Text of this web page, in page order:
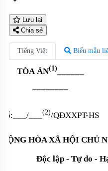
Lưu lại
Chia sẻ
Tiếng Việt Biểu mẫu
TÒAÁN(1)
––––––––
Số:___/ (2)/QĐXXPT-HS
CỘNG HÒA XÃ HỘI CHỦ
Độc lập - Tự do -